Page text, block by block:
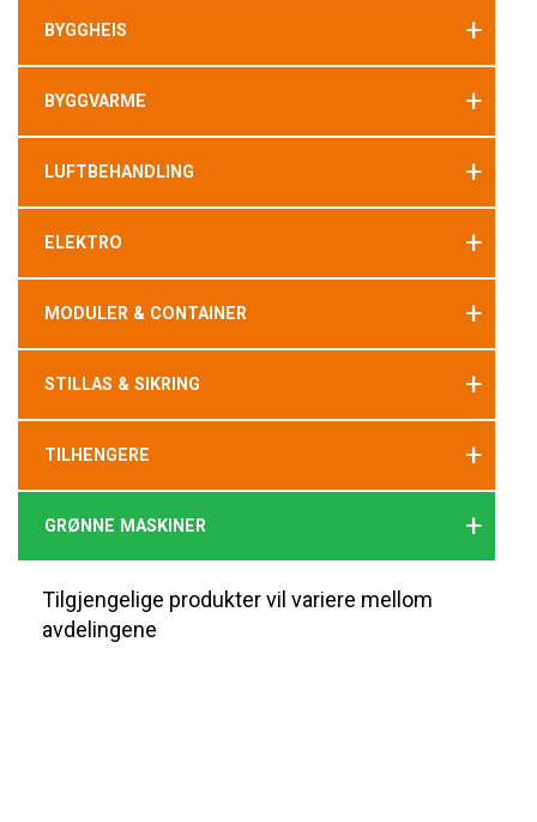
BYGGHEIS +
BYGGVARME +
LUFTBEHANDLING +
ELEKTRO +
MODULER & CONTAINER +
STILLAS & SIKRING +
TILHENGERE +
GRØNNE MASKINER +
Tilgjengelige produkter vil variere mellom
avdelingene